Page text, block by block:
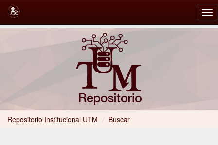
Repositorio Institucional UTM / Buscar